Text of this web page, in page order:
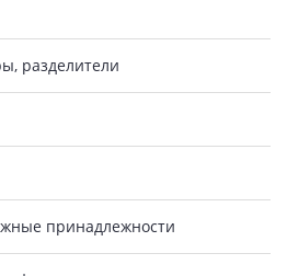
разделители
принадлежности